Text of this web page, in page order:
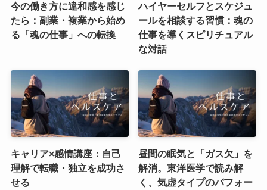
今の働き方に違和感を感じ
たら：副業・複業から始め
る「魂の仕事」への転換
ハイヤーセルフとスケジュ
ールを相談する習慣：魂の
仕事を導くスピリチュアル
な対話
キャリア×感情講座：自己
理解で転職・独立を成功さ
せる
昼間の眠気と「ガス欠」を
解消。東洋医学で読み解
く、気虚タイプのパフォー